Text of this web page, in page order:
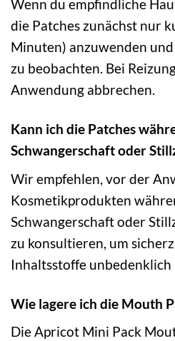
Wenn du empfindliche
die Patches zunächst nur
Minuten) anzuwenden
zu beobachten. Bei
Anwendung abbrechen.
Kann ich die Patches
Schwangerschaft oder
Wir empfehlen, vor der
Kosmetikprodukten
Schwangerschaft oder
zu konsultieren, um
Inhaltsstoffe unbedenklich
Wie lagere ich die Mouth
Die Apricot Mini Pack